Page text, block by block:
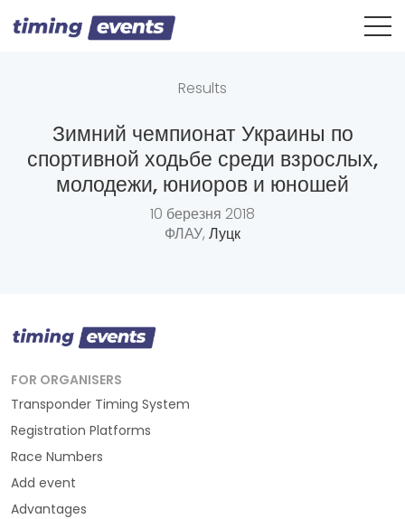
Results
Зимний чемпионат Украины по
спортивной ходьбе среди взрослых,
молодежи, юниоров и юношей
10 березня 2018
ФЛАУ, Луцк
FOR ORGANISERS
Transponder Timing System
Registration Platforms
Race Numbers
Add event
Advantages